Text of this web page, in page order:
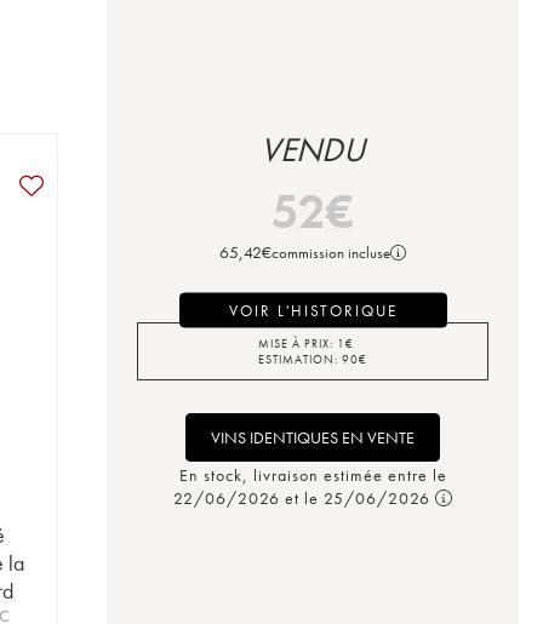
la
VENDU
52€
65,42€commission incluse
VOIR L'HISTORIQUE
MISE À PRIX: 1 €
ESTIMATION: 90€
VINS IDENTIQUES EN VENTE
En stock, livraison estimée entre le
22/06/2026 et le 25/06/2026